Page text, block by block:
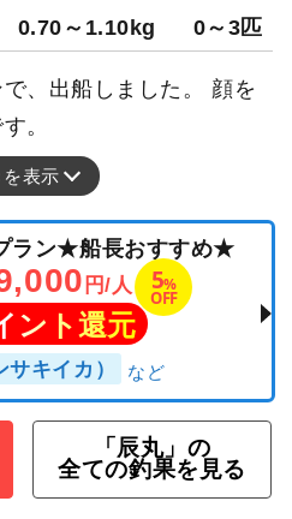
0.70～1.10kg 0～3匹
、出船しました。 顔を
。
表示
ラン★船長おすすめ★
円/人 5%
OFF
ント還元
キイカ）
「辰丸」の
全ての釣果を見る